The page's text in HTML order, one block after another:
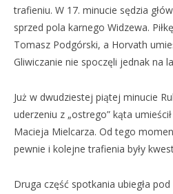
trafieniu. W 17. minucie sędzia
sprzed pola karnego Widzewa.
Tomasz Podgórski, a Horvath
Gliwiczanie nie spoczęli jednak na
Już w dwudziestej piątej minucie
uderzeniu z „ostrego” kąta
Macieja Mielcarza. Od tego
pewnie i kolejne trafienia były
Druga część spotkania ubiegła